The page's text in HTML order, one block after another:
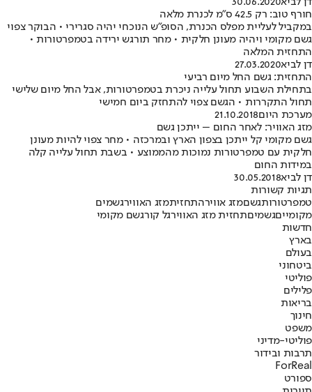
חורף טוב: רק 42.5 ס"מ לכנרת מלאה
במקביל לעליית מפלס הכנרת, הסופ"ש הנוכחי יהיה סגרירי • הבוקר צפוי
גשם מקומי ויהיה מעונן חלקית • מחר תורגש ירידה בטמפרטורות •
התחזית המלאה
דן לביא27.03.2020
התחזית: גשם החל מיום רביעי
בתחילת השבוע תחול עלייה ניכרת בטמפרטורות, אבל החל מיום שלישי
תחול התקררות • הגשם צפוי להתחזק ביום חמישי
מערכת היום21.10.2018
מזג האוויר: לאחר החום – ייתכן גשם
גשם מקומי קל ייתכן בצפון הארץ ובמרכזה • מחר צפוי להיות מעונן
חלקית עם טמפרטורות נמוכות מהממוצע • בשבת תחול עלייה קלה
במידות החום
דן לביא30.05.2018
תגיות קשורות
טמפרטורותגשםמזג אווירהתחזיתמזג האווירגשמים
מקומייםגשמיםתחזית מזג האווירגל קורגשם מקומי
חדשות
בארץ
בעולם
ביטחוני
פוליטי
פלילים
בריאות
חינוך
משפט
פוליטי-מדיני
תרבות ובידור
ForReal
ספורט